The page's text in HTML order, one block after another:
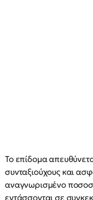
Το επίδομα
συνταξιούχους και
αναγνωρισμένο
εντάσσονται σε